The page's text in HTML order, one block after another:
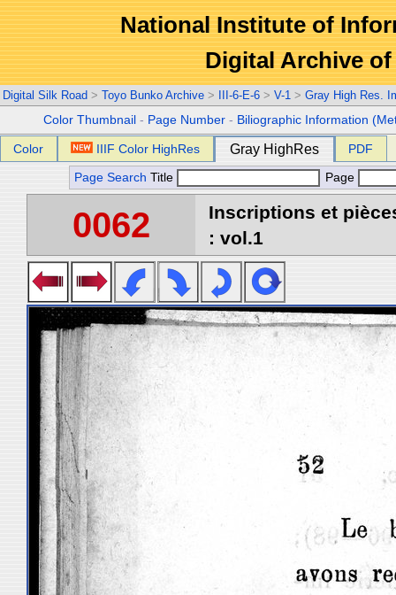
National Institute of
Digital Archive
Digital Silk Road > Toyo Bunko Archive > III-6-E-6 > V-1 > Gray High Res.
Color Thumbnail - Page Number - Biliographic Information
Color IIIF Color HighRes Gray HighRes PDF
Page Search Title Page
0062
Inscriptions et
: vol.1